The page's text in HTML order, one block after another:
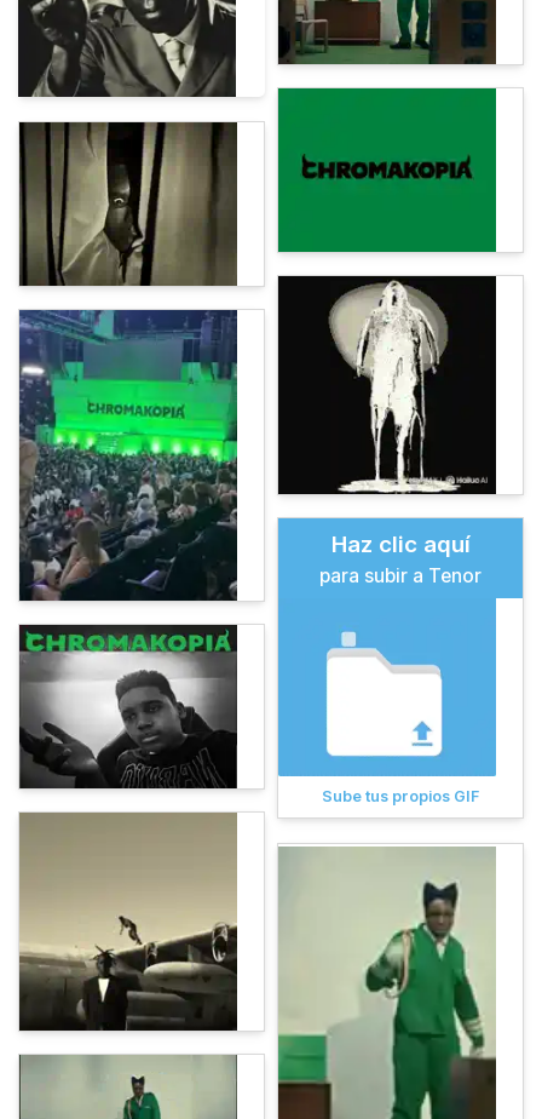
Haz clic aquí
para subir a Tenor
Sube tus propios GIF